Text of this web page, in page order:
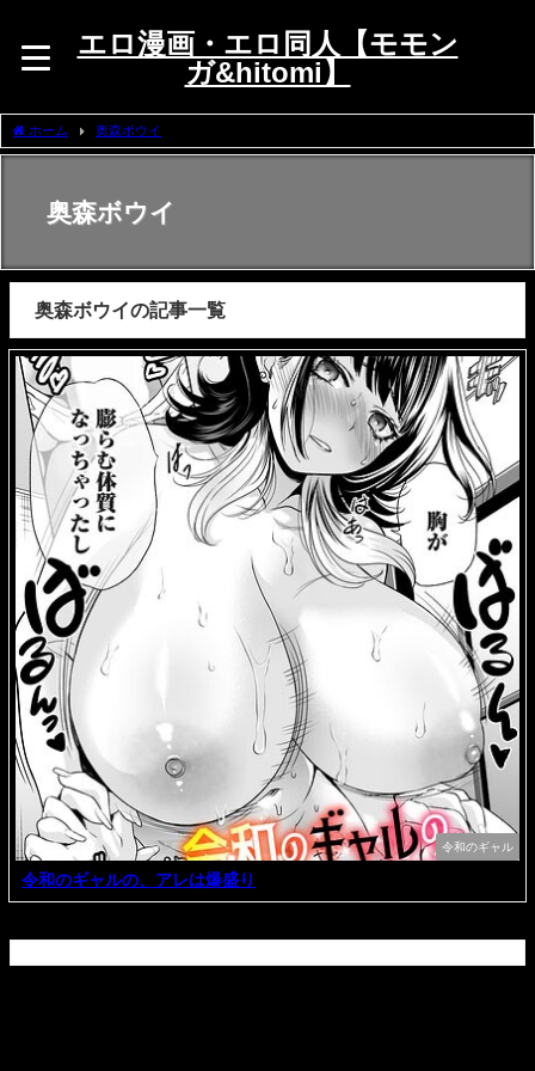
エロ漫画・エロ同人【モモン
ガ&hitomi】
ホーム 奥森ボウイ
奥森ボウイ
奥森ボウイの記事一覧
令和のギャル
令和のギャルの、アレは爆盛り